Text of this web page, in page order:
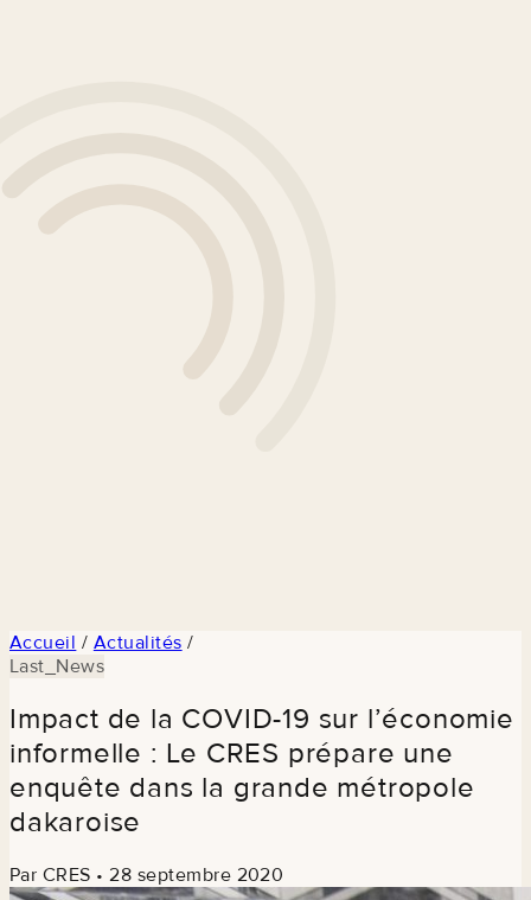
Accueil / Actualités /
Last_News
Impact de la COVID-19 sur l’économie
informelle : Le CRES prépare une
enquête dans la grande métropole
dakaroise
Par CRES • 28 septembre 2020